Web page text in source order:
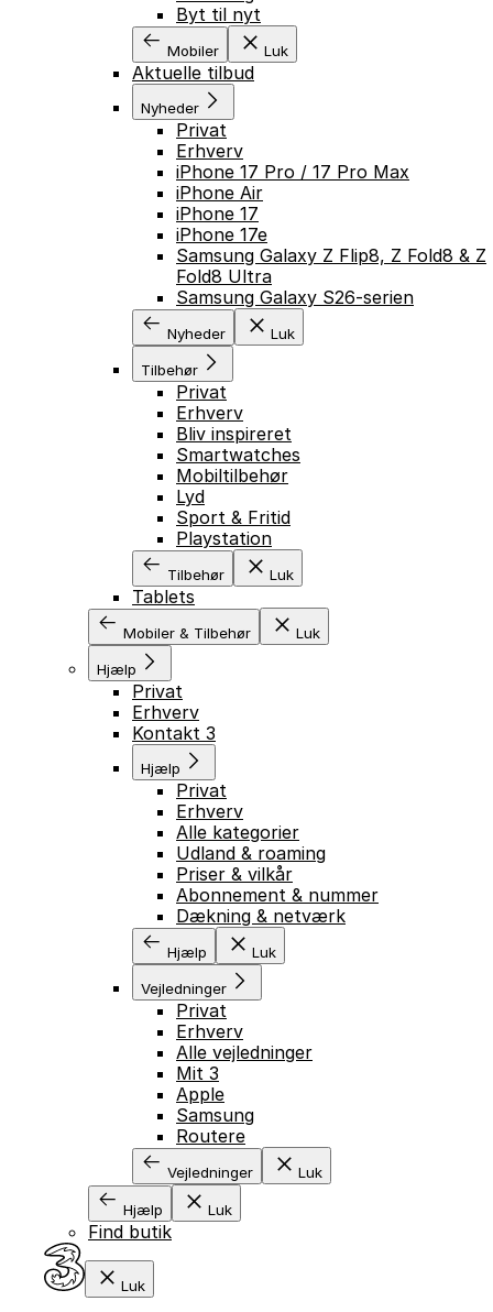
Byt til nyt
Mobiler Luk
Aktuelle tilbud
Nyheder
Privat
Erhverv
iPhone 17 Pro / 17 Pro Max
iPhone Air
iPhone 17
iPhone 17e
Samsung Galaxy Z Flip8, Z Fold8 & Z
Fold8 Ultra
Samsung Galaxy S26-serien
Nyheder Luk
Tilbehør
Privat
Erhverv
Bliv inspireret
Smartwatches
Mobiltilbehør
Lyd
Sport & Fritid
Playstation
Tilbehør Luk
Tablets
Mobiler & Tilbehør Luk
Hjælp
Privat
Erhverv
Kontakt 3
Hjælp
Privat
Erhverv
Alle kategorier
Udland & roaming
Priser & vilkår
Abonnement & nummer
Dækning & netværk
Hjælp Luk
Vejledninger
Privat
Erhverv
Alle vejledninger
Mit 3
Apple
Samsung
Routere
Vejledninger Luk
Hjælp Luk
Find butik
Luk